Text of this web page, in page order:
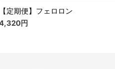
【定期便】フェロロン
円